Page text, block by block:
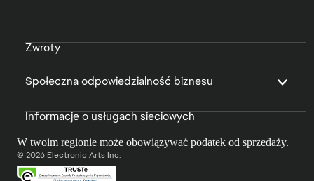
Zwroty
Społeczna odpowiedzialność biznesu
Informacje o usługach sieciowych
W twoim regionie może obowiązywać podatek od sprzedaży.
© 2026 Electronic Arts Inc.